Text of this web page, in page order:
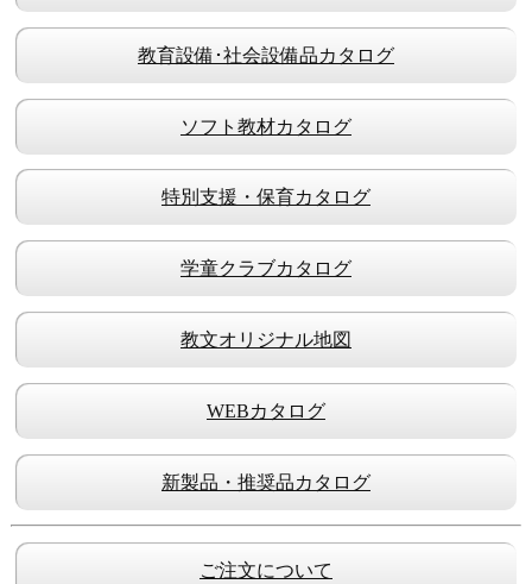
教育設備･社会設備品カタログ
ソフト教材カタログ
特別支援・保育カタログ
学童クラブカタログ
教文オリジナル地図
WEBカタログ
新製品・推奨品カタログ
ご注文について